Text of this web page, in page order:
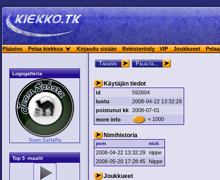
Pääsivu Pelaa kiekkoa Kirjaudu sisään Rekisteröidy VIP Joukkueet
Logogalleria
Team SaHaRa
Top 5 -maalit
Takaisin Palauta...
Käytäjän tiedot
id
592604
luotu
2008-04-22 13:32:29
poistunut kk 2008-07-01
more info
< 1000
Nimihistoria
pvm nick
2008-04-22 13:32:29 nippe
2008-05-20 17:28:45
Nippe
Joukkueet